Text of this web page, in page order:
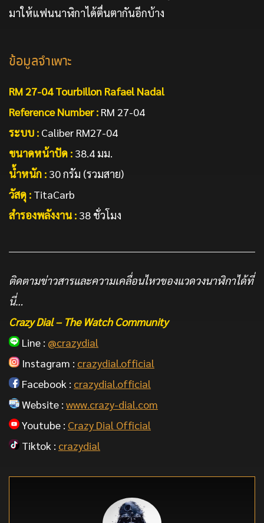
มาให้แฟนนาฬิกาได้ตื่นตากันอีกบ้าง
ข้อมูลจำเพาะ
RM27-04Tourbillon Rafael Nadal
Reference Number : RM 27-04
ระบบ : Caliber RM27-04
ขนาดหน้าปัด : 38.4 มม.
น้ำหนัก : 30 กรัม (รวมสาย)
วัสดุ : TitaCarb
สำรองพลังงาน : 38 ชั่วโมง
ติดตามข่าวสารและความเคลื่อนไหวของแวดวงนาฬิกาได้ที่
นี่…
Crazy Dial – The Watch Community
Line : @crazydial
Instagram : crazydial.official
Facebook : crazydial.official
Website : www.crazy-dial.com
Youtube : Crazy Dial Official
Tiktok : crazydial